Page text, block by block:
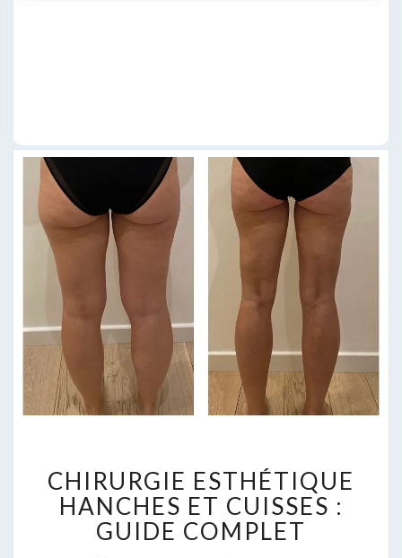
ESTHÉTIQUE
HANCHES
ET
CUISSES
CHIRURGIE ESTHÉTIQUE
HANCHES ET CUISSES :
GUIDE COMPLET